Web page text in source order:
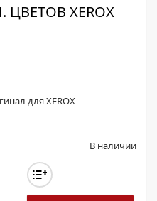
XEROX
для XEROX
В наличии